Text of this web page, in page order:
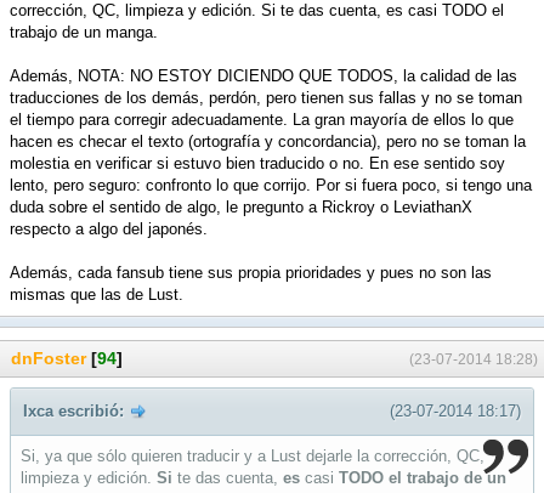
corrección, QC, limpieza y edición. Si te das cuenta, es casi TODO el
trabajo de un manga.
Además, NOTA: NO ESTOY DICIENDO QUE TODOS, la calidad de las
traducciones de los demás, perdón, pero tienen sus fallas y no se toman
el tiempo para corregir adecuadamente. La gran mayoría de ellos lo que
hacen es checar el texto (ortografía y concordancia), pero no se toman la
molestia en verificar si estuvo bien traducido o no. En ese sentido soy
lento, pero seguro: confronto lo que corrijo. Por si fuera poco, si tengo una
duda sobre el sentido de algo, le pregunto a Rickroy o LeviathanX
respecto a algo del japonés.
Además, cada fansub tiene sus propia prioridades y pues no son las
mismas que las de Lust.
(23-07-2014 18:28)
dnFoster[94]
(23-07-2014 18:17)
Ixca escribió:
Si, ya que sólo quieren traducir y a Lust dejarle la corrección, QC,
limpieza y edición. Si te das cuenta, es casi TODO el trabajo de un